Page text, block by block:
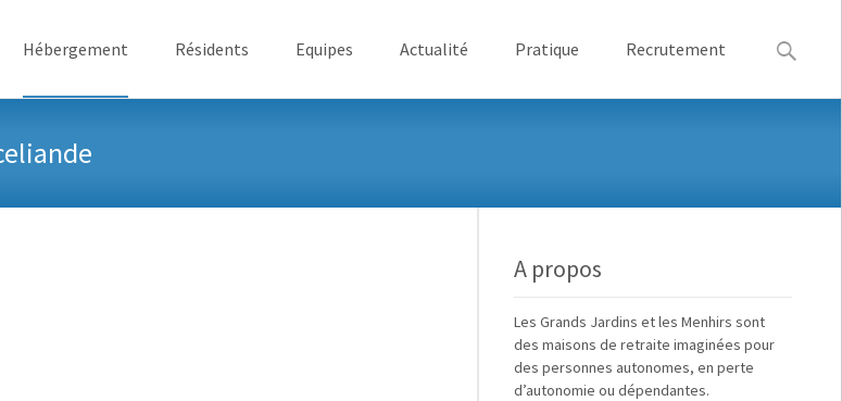
Hébergement Résidents Equipes Actualité Pratique Recrutement
A propos
Les Grands Jardins etles Menhirs sont
des maisons de retraite imaginées pour
des personnes autonomes, en perte
d’autonomie ou dépendantes.